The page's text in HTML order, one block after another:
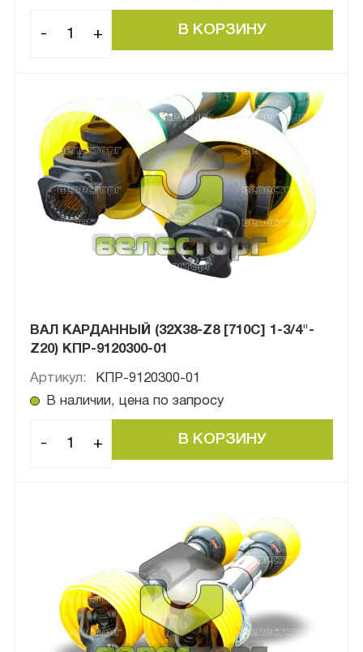
- +
ВАЛ КАРДАННЫЙ (32X38-Z8 [710C] 1-3/4"-
Z20) КПР-9120300-01
Артикул:
КПР-9120300-01
В наличии, цена по запросу
- +